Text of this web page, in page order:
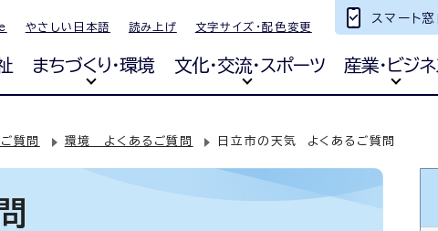
やさしい日本語 読み上げ 文字サイズ・配色変更
スマート窓
まちづくり・環境 文化・交流・スポーツ 産業・ビジネ
質問 環境 よくあるご質問 日立市の天気 よくあるご質問